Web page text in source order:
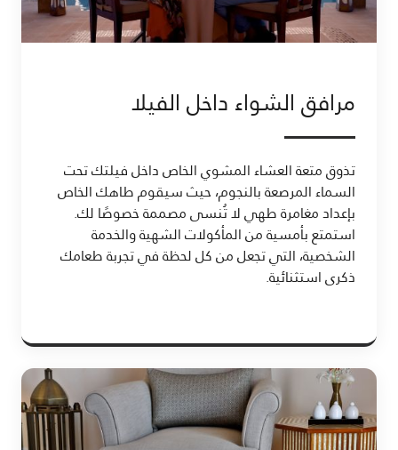
مرافق الشواء داخل الفيلا
تذوق متعة العشاء المشوي الخاص داخل فيلتك تحت
السماء المرصعة بالنجوم، حيث سيقوم طاهك الخاص
بإعداد مغامرة طهي لا تُنسى مصممة خصوصًا لك.
استمتع بأمسية من المأكولات الشهية والخدمة
الشخصية، التي تجعل من كل لحظة في تجربة طعامك
ذكرى استثنائية.